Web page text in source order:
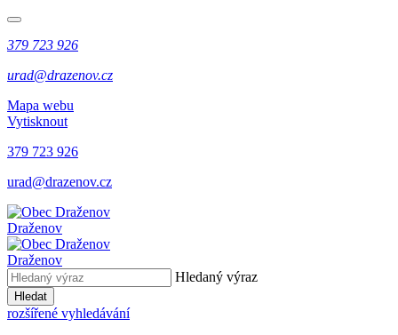
379 723 926
urad@drazenov.cz
Mapa webu
Vytisknout
379 723 926
urad@drazenov.cz
Draženov
Draženov
Hledaný výraz
Hledat
rozšířené vyhledávání